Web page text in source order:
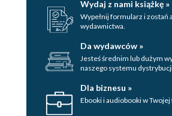
Wydaj z nami książkę »
Wypełnij formularz i zostań
wydawnictwa.
Da wydawców »
Jesteś średnim lub dużym
naszego systemu
Dla biznesu »
Ebooki i audiobooki w Twojej